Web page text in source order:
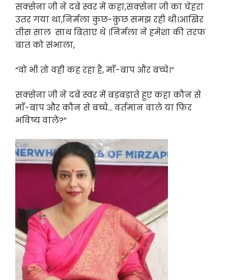
सक्सेना जी ने दबे स्वर में कहा,सक्सेना जी का चेहरा
उतर गया था,निर्मला कुछ-कुछ समझ रही थी।आखिर
तीस साल साथ बिताए थे ।निर्मला ने हमेशा की तरफ
बात को संभाला,
“वो भी तो वही कह रहा है, माँ-बाप और बच्चे।”
सक्सेना जी ने दबे स्वर में बड़बड़ाते हुए कहा कौन से
माँ-बाप और कौन से बच्चे… वर्तमान वाले या फिर
भविष्य वाले?”